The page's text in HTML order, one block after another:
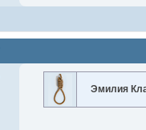
Эмилия